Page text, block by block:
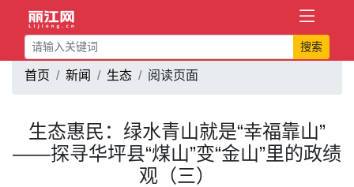
搜索
首页 新闻 生态 阅读页面
生态惠民：绿水青山就是“幸福靠山”
——探寻华坪县“煤山”变“金山”里的政绩
观（三）